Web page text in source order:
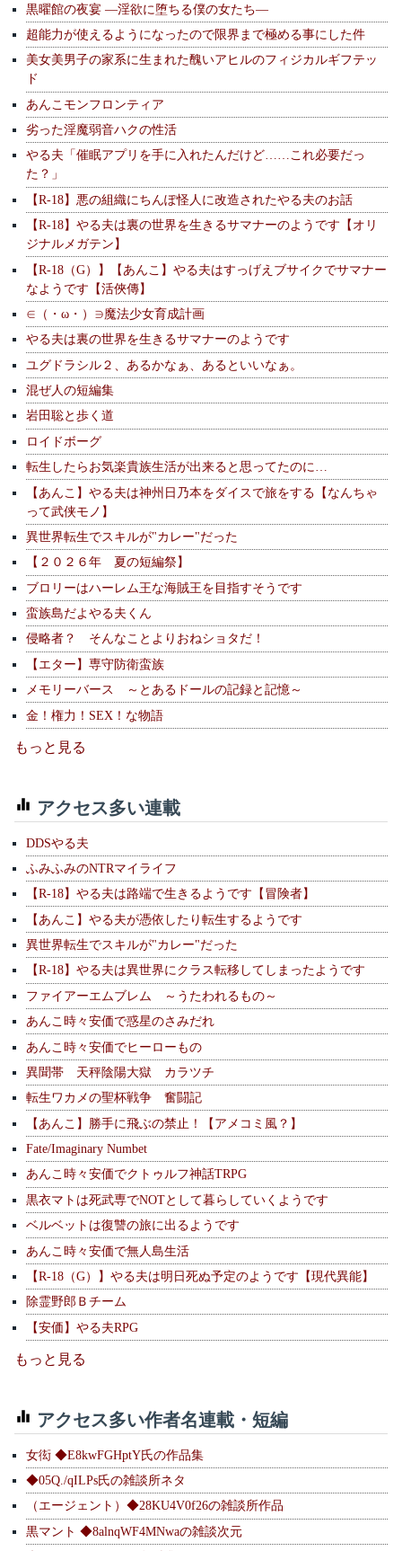
黒曜館の夜宴 —淫欲に堕ちる僕の女たち—
超能力が使えるようになったので限界まで極める事にした件
美女美男子の家系に生まれた醜いアヒルのフィジカルギフテッ
ド
あんこモンフロンティア
劣った淫魔弱音ハクの性活
やる夫「催眠アプリを手に入れたんだけど……これ必要だっ
た？」
【R-18】悪の組織にちんぽ怪人に改造されたやる夫のお話
【R-18】やる夫は裏の世界を生きるサマナーのようです【オリ
ジナルメガテン】
【R-18（G）】【あんこ】やる夫はすっげえブサイクでサマナー
なようです【活俠傳】
∈（・ω・）∋魔法少女育成計画
やる夫は裏の世界を生きるサマナーのようです
ユグドラシル２、あるかなぁ、あるといいなぁ。
混ぜ人の短編集
岩田聡と歩く道
ロイドボーグ
転生したらお気楽貴族生活が出来ると思ってたのに…
【あんこ】やる夫は神州日乃本をダイスで旅をする【なんちゃ
って武侠モノ】
異世界転生でスキルが"カレー"だった
【２０２６年 夏の短編祭】
ブロリーはハーレム王な海賊王を目指すそうです
蛮族島だよやる夫くん
侵略者？ そんなことよりおねショタだ！
【エター】専守防衛蛮族
メモリーバース ～とあるドールの記録と記憶～
金！権力！SEX！な物語
もっと見る
アクセス多い連載
DDSやる夫
ふみふみのNTRマイライフ
【R-18】やる夫は路端で生きるようです【冒険者】
【あんこ】やる夫が憑依したり転生するようです
異世界転生でスキルが"カレー"だった
【R-18】やる夫は異世界にクラス転移してしまったようです
ファイアーエムブレム ～うたわれるもの～
あんこ時々安価で惑星のさみだれ
あんこ時々安価でヒーローもの
異聞帯 天秤陰陽大獄 カラツチ
転生ワカメの聖杯戦争 奮闘記
【あんこ】勝手に飛ぶの禁止！【アメコミ風？】
Fate/Imaginary Numbet
あんこ時々安価でクトゥルフ神話TRPG
黒衣マトは死武専でNOTとして暮らしていくようです
ベルベットは復讐の旅に出るようです
あんこ時々安価で無人島生活
【R-18（G）】やる夫は明日死ぬ予定のようです【現代異能】
除霊野郎Ｂチーム
【安価】やる夫RPG
もっと見る
アクセス多い作者名連載・短編
女衒 ◆E8kwFGHptY氏の作品集
◆05Q./qILPs氏の雑談所ネタ
（エージェント）◆28KU4V0f26の雑談所作品
黒マント ◆8alnqWF4MNwaの雑談次元